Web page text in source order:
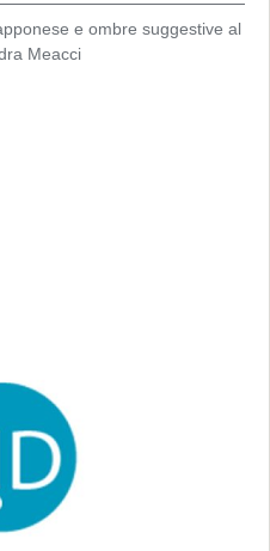
e ombre suggestive al
Meacci